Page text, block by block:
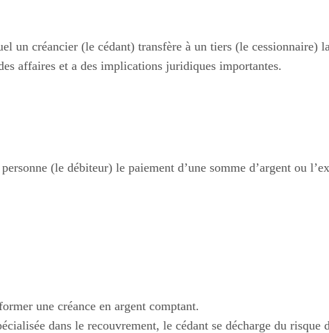
un créancier (le cédant) transfère à un tiers (le cessionnaire)
affaires et a des implications juridiques importantes.
(le débiteur) le paiement d’une somme d’argent ou
une créance en argent comptant.
dans le recouvrement, le cédant se décharge du risque